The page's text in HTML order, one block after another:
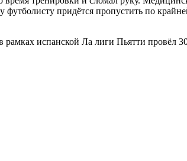
придётся пропустить по
испанской Ла лиги Пьятти провёл